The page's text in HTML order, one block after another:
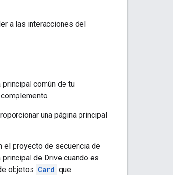
a las interacciones del
común de tu
una página principal
el proyecto de secuencia de
principal de Drive cuando es
objetos Card que